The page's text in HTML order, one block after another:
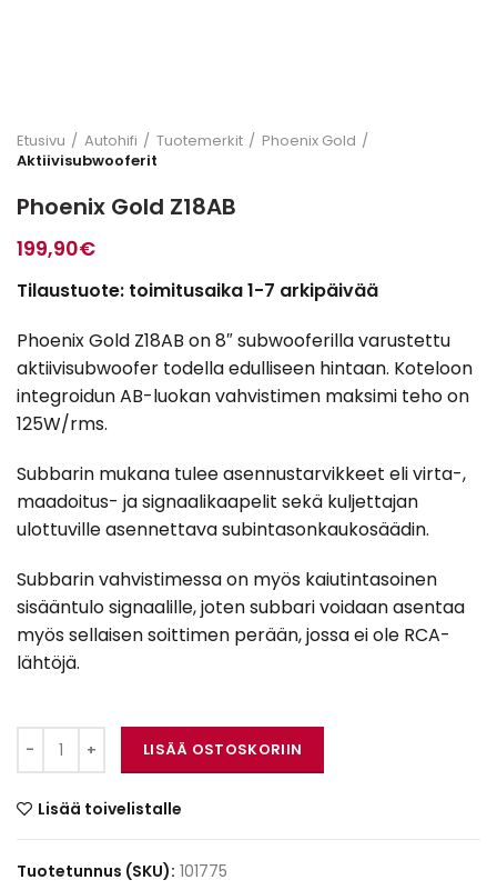
Etusivu Autohifi Tuotemerkit
Phoenix Gold
Aktiivisubwooferit
Phoenix Gold Z18AB
199,90€
Tilaustuote: toimitusaika 1-7 arkipäivää
Phoenix Gold Z18AB on 8″ subwooferilla varustettu
aktiivisubwoofer todella edulliseen hintaan. Koteloon
integroidun AB-luokan vahvistimen maksimi teho on
125W/rms.
Subbarin mukana tulee asennustarvikkeet eli virta-,
maadoitus- ja signaalikaapelit sekä kuljettajan
ulottuville asennettava subintasonkaukosäädin.
Subbarin vahvistimessa on myös kaiutintasoinen
sisääntulo signaalille, joten subbari voidaan asentaa
myös sellaisen soittimen perään, jossa ei ole RCA-
lähtöjä.
Phoenix Gold Z18AB määrä
LISÄÄ OSTOSKORIIN
Lisää toivelistalle
Tuotetunnus (SKU): 101775